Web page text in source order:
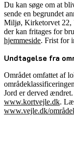
Du kan søge om at
sende en begrundet
Miljø, Kirketorvet 22,
der kan fritages for
hjemmeside. Frist for
Undtagelse fra
Området omfattet af
Jord er derved
www.kortvejle.dk.
www.vejle.dk/